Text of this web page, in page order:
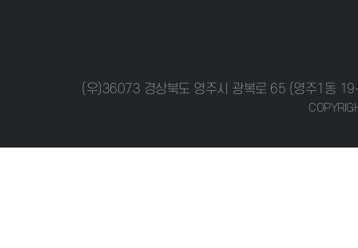
(우)36073 경상북도 영주시 광복로 65 (영주1동